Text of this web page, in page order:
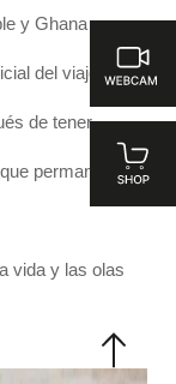
y Ghana es un
del viaje era
de tener
permaneciese
vida y las olas